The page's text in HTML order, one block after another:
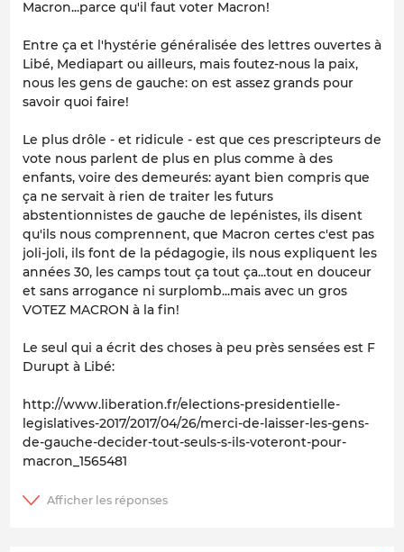
Macron...parce qu'il faut voter Macron!
Entre ça et l'hystérie généralisée des lettres ouvertes à
Libé, Mediapart ou ailleurs, mais foutez-nous la paix,
nous les gens de gauche: on est assez grands pour
savoir quoi faire!
Le plus drôle - et ridicule - est que ces prescripteurs de
vote nous parlent de plus en plus comme à des
enfants, voire des demeurés: ayant bien compris que
ça ne servait à rien de traiter les futurs
abstentionnistes de gauche de lepénistes, ils disent
qu'ils nous comprennent, que Macron certes c'est pas
joli-joli, ils font de la pédagogie, ils nous expliquent les
années 30, les camps tout ça tout ça...tout en douceur
et sans arrogance ni surplomb...mais avec un gros
VOTEZ MACRON à la fin!
Le seul qui a écrit des choses à peu près sensées est F
Durupt à Libé:
http://www.liberation.fr/elections-presidentielle-
legislatives-2017/2017/04/26/merci-de-laisser-les-gens-
de-gauche-decider-tout-seuls-s-ils-voteront-pour-
macron_1565481